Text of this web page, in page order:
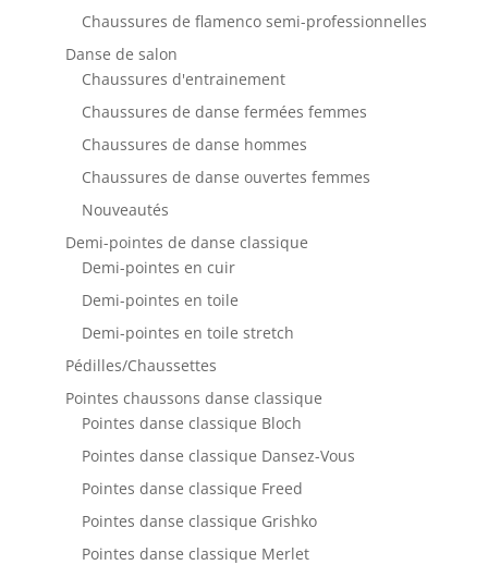
Chaussures de flamenco semi-professionnelles
Danse de salon
Chaussures d'entrainement
Chaussures de danse fermées femmes
Chaussures de danse hommes
Chaussures de danse ouvertes femmes
Nouveautés
Demi-pointes de danse classique
Demi-pointes en cuir
Demi-pointes en toile
Demi-pointes en toile stretch
Pédilles/Chaussettes
Pointes chaussons danse classique
Pointes danse classique Bloch
Pointes danse classique Dansez-Vous
Pointes danse classique Freed
Pointes danse classique Grishko
Pointes danse classique Merlet